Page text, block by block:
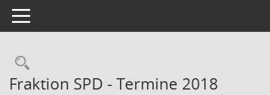
Toggle navigation
Rechercheauswahl
Fraktion SPD - Termine 2018